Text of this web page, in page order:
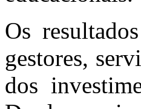
Os
gestores,
dos